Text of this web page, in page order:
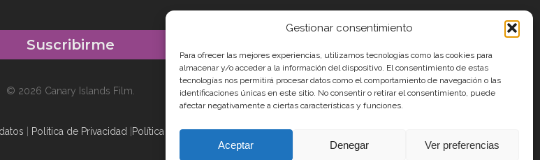
Gestionar consentimiento
Para ofrecer las mejores experiencias, utilizamos tecnologías como las cookies para
almacenar y/o acceder a la información del dispositivo. El consentimiento de estas
tecnologías nos permitirá procesar datos como el comportamiento de navegación o las
identificaciones únicas en este sitio. No consentir o retirar el consentimiento, puede
afectar negativamente a ciertas características y funciones.
Aceptar Denegar Ver preferencias
© 2026 Canary Islands Film.
Política de Privacidad Política de Cookies|Aviso Legal